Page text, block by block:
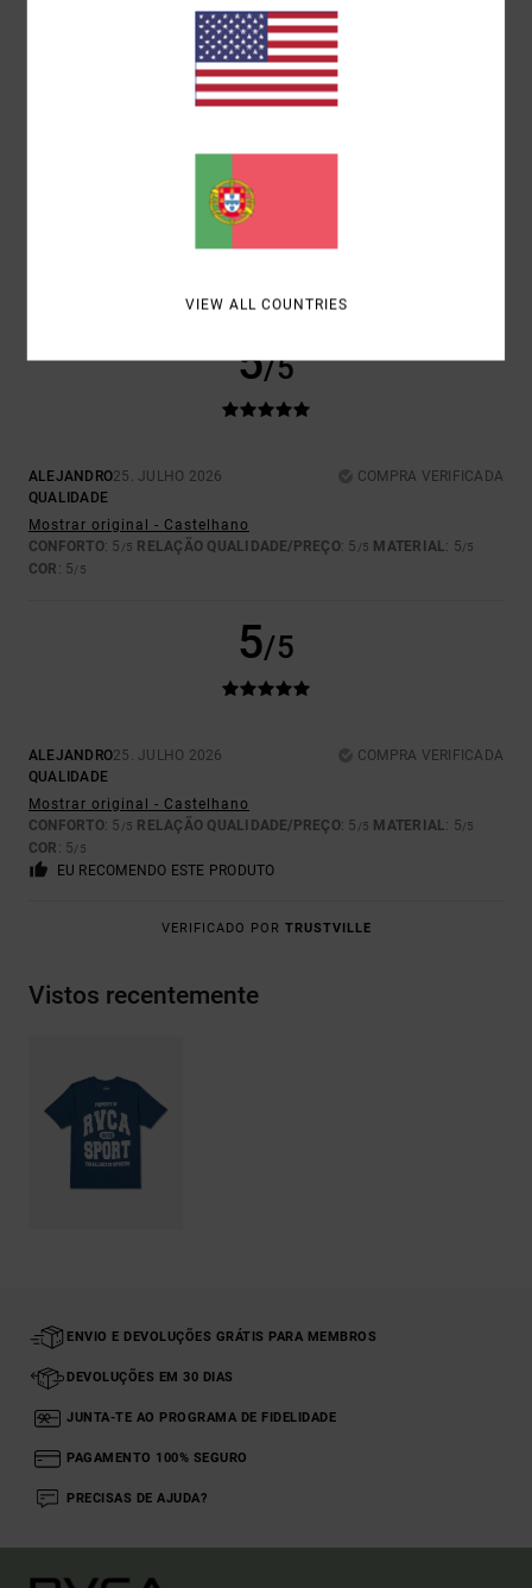
RELAÇÃO QUALIDADE/PREÇO
5.0
COR
5/5
ALEJANDRO25. JULHO 2026
COMPRA VERIFICADA
QUALIDADE
Mostrar original - Castelhano
CONFORTO: 5 /5 RELAÇÃO QUALIDADE/PREÇO: 5 /5 MATERIAL: 5/5
COR : 5/5
5/5
ALEJANDRO25. JULHO 2026
COMPRA VERIFICADA
QUALIDADE
Mostrar original - Castelhano
CONFORTO: 5 /5 RELAÇÃO QUALIDADE/PREÇO: 5 /5 MATERIAL: 5/5
COR : 5/5
EU RECOMENDO ESTE PRODUTO
VERIFICADO POR TRUSTVILLE
Vistos recentemente
ENVIO E DEVOLUÇÕES GRÁTIS PARA MEMBROS
DEVOLUÇÕES EM 30 DIAS
JUNTA-TE AO PROGRAMA DE FIDELIDADE
PAGAMENTO 100% SEGURO
PRECISAS DE AJUDA?
VIEW ALL COUNTRIES